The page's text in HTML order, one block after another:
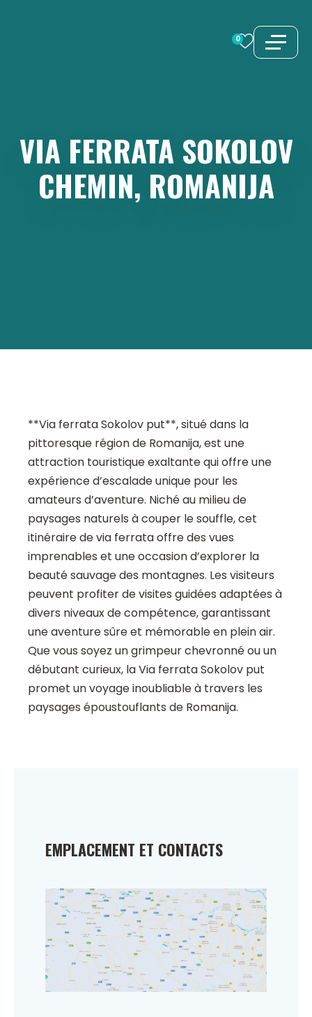
0
VIA FERRATA SOKOLOV
CHEMIN, ROMANIJA
**Via ferrata Sokolov put**, situé dans la
pittoresque région de Romanija, est une
attraction touristique exaltante qui offre une
expérience d’escalade unique pour les
amateurs d’aventure. Niché au milieu de
paysages naturels à couper le souffle, cet
itinéraire de via ferrata offre des vues
imprenables et une occasion d’explorer la
beauté sauvage des montagnes. Les visiteurs
peuvent profiter de visites guidées adaptées à
divers niveaux de compétence, garantissant
une aventure sûre et mémorable en plein air.
Que vous soyez un grimpeur chevronné ou un
débutant curieux, la Via ferrata Sokolov put
promet un voyage inoubliable à travers les
paysages époustouflants de Romanija.
EMPLACEMENT ET CONTACTS